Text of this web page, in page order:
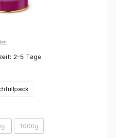
2-5 Tage
Option ist zurzeit nicht verfügbar.)
1000g(Diese Option ist zurzeit nicht